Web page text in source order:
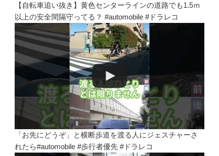
【自転車追い抜き】黄色センターラインの道路でも1.5ｍ
以上の安全間隔守ってる？ #automobile #ドラレコ
「お先にどうぞ」と横断歩道を渡る人にジェスチャーさ
れたら#automobile #歩行者優先 #ドラレコ